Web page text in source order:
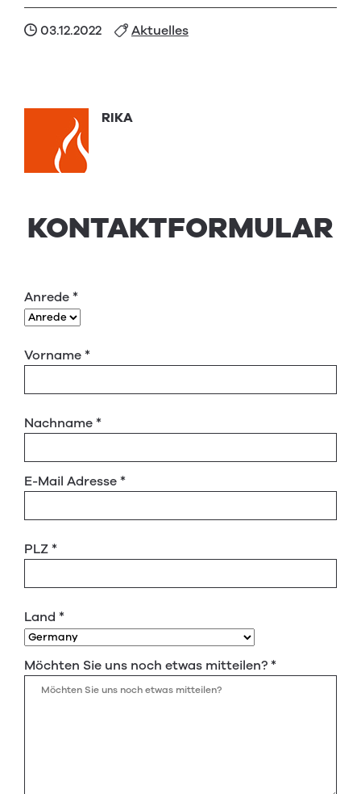
03.12.2022 Aktuelles
RIKA
KONTAKTFORMULAR
Anrede*
Vorname*
Nachname*
E-Mail Adresse*
PLZ*
Land *
Möchten Sie uns noch etwas mitteilen?*